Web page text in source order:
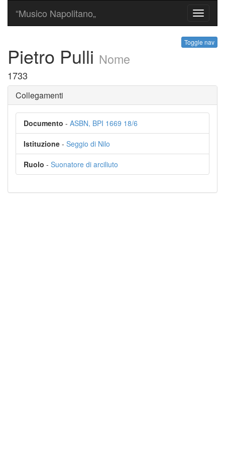
Toggle
“Musico Napolitano„
Toggle nav
Pietro Pulli Nome
1733
Collegamenti
Documento - ASBN, BPI 1669 18/6
Istituzione - Seggio di Nilo
Ruolo - Suonatore di arciliuto